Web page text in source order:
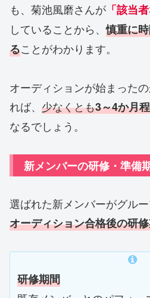
も、菊池風磨さんが 「該当
していることから、慎重に
ることがわかります。
オーディションが始まった
れば、 少なくとも3～4か月
なるでしょう。
新メンバーの研修・準備
選ばれた新メンバーがグルー
オーディション合格後の研
研修期間